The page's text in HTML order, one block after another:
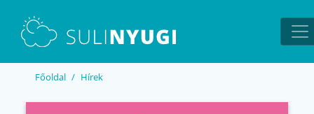
Főoldal Hírek